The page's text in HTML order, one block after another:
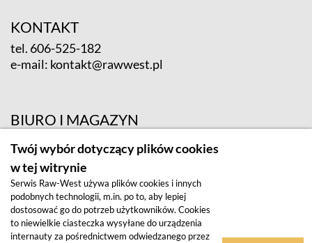
KONTAKT
tel. 606-525-182
e-mail: kontakt@rawwest.pl
BIURO I MAGAZYN
ul. Krośnieńska 12; 65-625 Zielona Góra
Twój wybór dotyczący plików cookies
w tej witrynie
Serwis Raw-West używa plików cookies i innych
podobnych technologii, m.in. po to, aby lepiej
dostosować go do potrzeb użytkowników. Cookies
to niewielkie ciasteczka wysyłane do urządzenia
internauty za pośrednictwem odwiedzanego przez